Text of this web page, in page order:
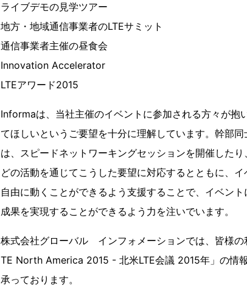
ライブデモの見学ツアー
地方・地域通信事業者のLTEサミット
通信事業者主催の昼食会
Innovation Accelerator
LTEアワード2015
Informaは、当社主催のイベントに参加される方々が抱
てほしいというご要望を十分に理解しています。幹部
は、スピードネットワーキングセッションを開催した
どの活動を通じてこうした要望に対応するとともに、
自由に動くことができるよう支援することで、イベン
成果を実現することができるよう力を注いでいます。
株式会社グローバル インフォメーションでは、皆様
TE North America 2015 - 北米LTE会議 2015年」の情
承っております。